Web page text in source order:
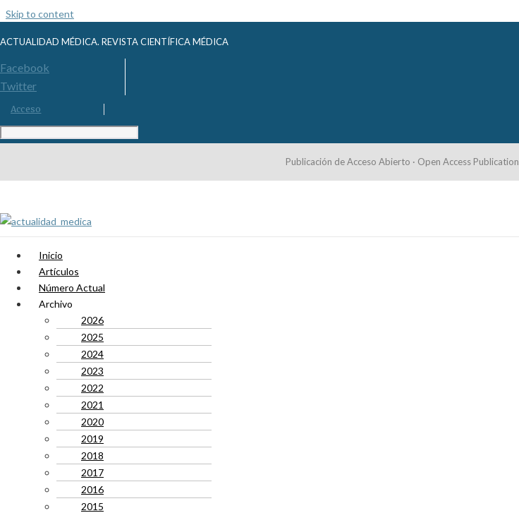
Skip to content
ACTUALIDAD MÉDICA. REVISTA CIENTÍFICA MÉDICA
Facebook
Twitter
Acceso
Publicación de Acceso Abierto · Open Access Publication
Inicio
Artículos
Número Actual
Archivo
2026
2025
2024
2023
2022
2021
2020
2019
2018
2017
2016
2015